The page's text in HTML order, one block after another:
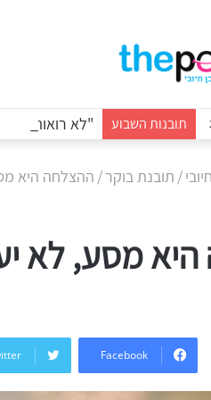
תובנות השבוע
/ תובנת בוקר/ ההצלחה היא
מסע, לא
Facebook